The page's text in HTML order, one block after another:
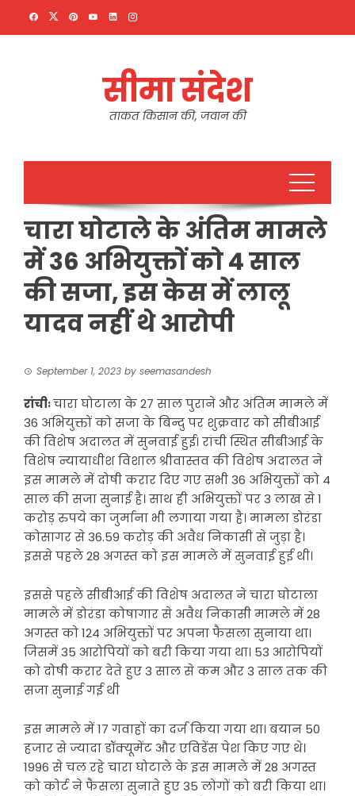
सीमा संदेश
ताकत किसान की, जवान की
चारा घोटाले के अंतिम मामले
में 36 अभियुक्तों को 4 साल
की सजा, इस केस में लालू
यादव नहीं थे आरोपी
September 1, 2023 by seemasandesh
रांचीःचारा घोटाला के 27 साल पुराने और अंतिम मामले में
36 अभियुक्तों को सजा के बिन्दु पर शुक्रवार को सीबीआई
की विशेष अदालत में सुनवाई हुई। रांची स्थित सीबीआई के
विशेष न्यायाधीश विशाल श्रीवास्तव की विशेष अदालत ने
इस मामले में दोषी करार दिए गए सभी 36 अभियुक्तों को 4
साल की सजा सुनाई है। साथ ही अभियुक्तों पर 3 लाख से 1
करोड़ रुपये का जुर्माना भी लगाया गया है। मामला डोरंडा
कोसागर से 36.59 करोड़ की अवैध निकासी से जुड़ा है।
इससे पहले 28 अगस्त को इस मामले में सुनवाई हुई थी।
इससे पहले सीबीआई की विशेष अदालत ने चारा घोटाला
मामले में डोरंडा कोषागार से अवैध निकासी मामले में 28
अगस्त को 124 अभियुक्तों पर अपना फैसला सुनाया था।
जिसमें 35 आरोपियों को बरी किया गया था। 53 आरोपियों
को दोषी करार देते हुए 3 साल से कम और 3 साल तक की
सजा सुनाई गई थी
इस मामले में 17 गवाहों का दर्ज किया गया था। बयान 50
हजार से ज्यादा डॉक्यूमेंट और एविडेंस पेश किए गए थे।
1996 से चल रहे चारा घोटाले के इस मामले में 28 अगस्त
को कोर्ट ने फैसला सुनाते हुए 35 लोगों को बरी किया था।